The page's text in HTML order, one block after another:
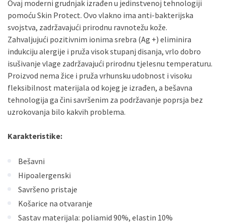
Ovaj moderni grudnjak izrađen u jedinstvenoj tehnologiji
pomoću Skin Protect. Ovo vlakno ima anti-bakterijska
svojstva, zadržavajući prirodnu ravnotežu kože.
Zahvaljujući pozitivnim ionima srebra (Ag +) eliminira
indukciju alergije i pruža visok stupanj disanja, vrlo dobro
isušivanje vlage zadržavajući prirodnu tjelesnu temperaturu.
Proizvod nema žice i pruža vrhunsku udobnost i visoku
fleksibilnost materijala od kojeg je izrađen, a bešavna
tehnologija ga čini savršenim za podržavanje poprsja bez
uzrokovanja bilo kakvih problema.
Karakteristike:
Bešavni
Hipoalergenski
Savršeno pristaje
Košarice na otvaranje
Sastav materijala: poliamid 90%, elastin 10%